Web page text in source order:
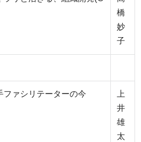
橋
妙
子
ァシリテーターの今
上
井
雄
太